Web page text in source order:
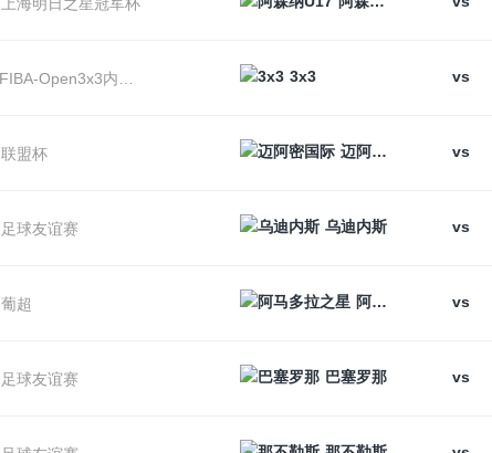
3x3 vs
联盟杯 迈阿密国际 vs
足球友谊赛 乌迪内斯 vs
葡超 阿马多拉之星 vs
足球友谊赛 巴塞罗那 vs